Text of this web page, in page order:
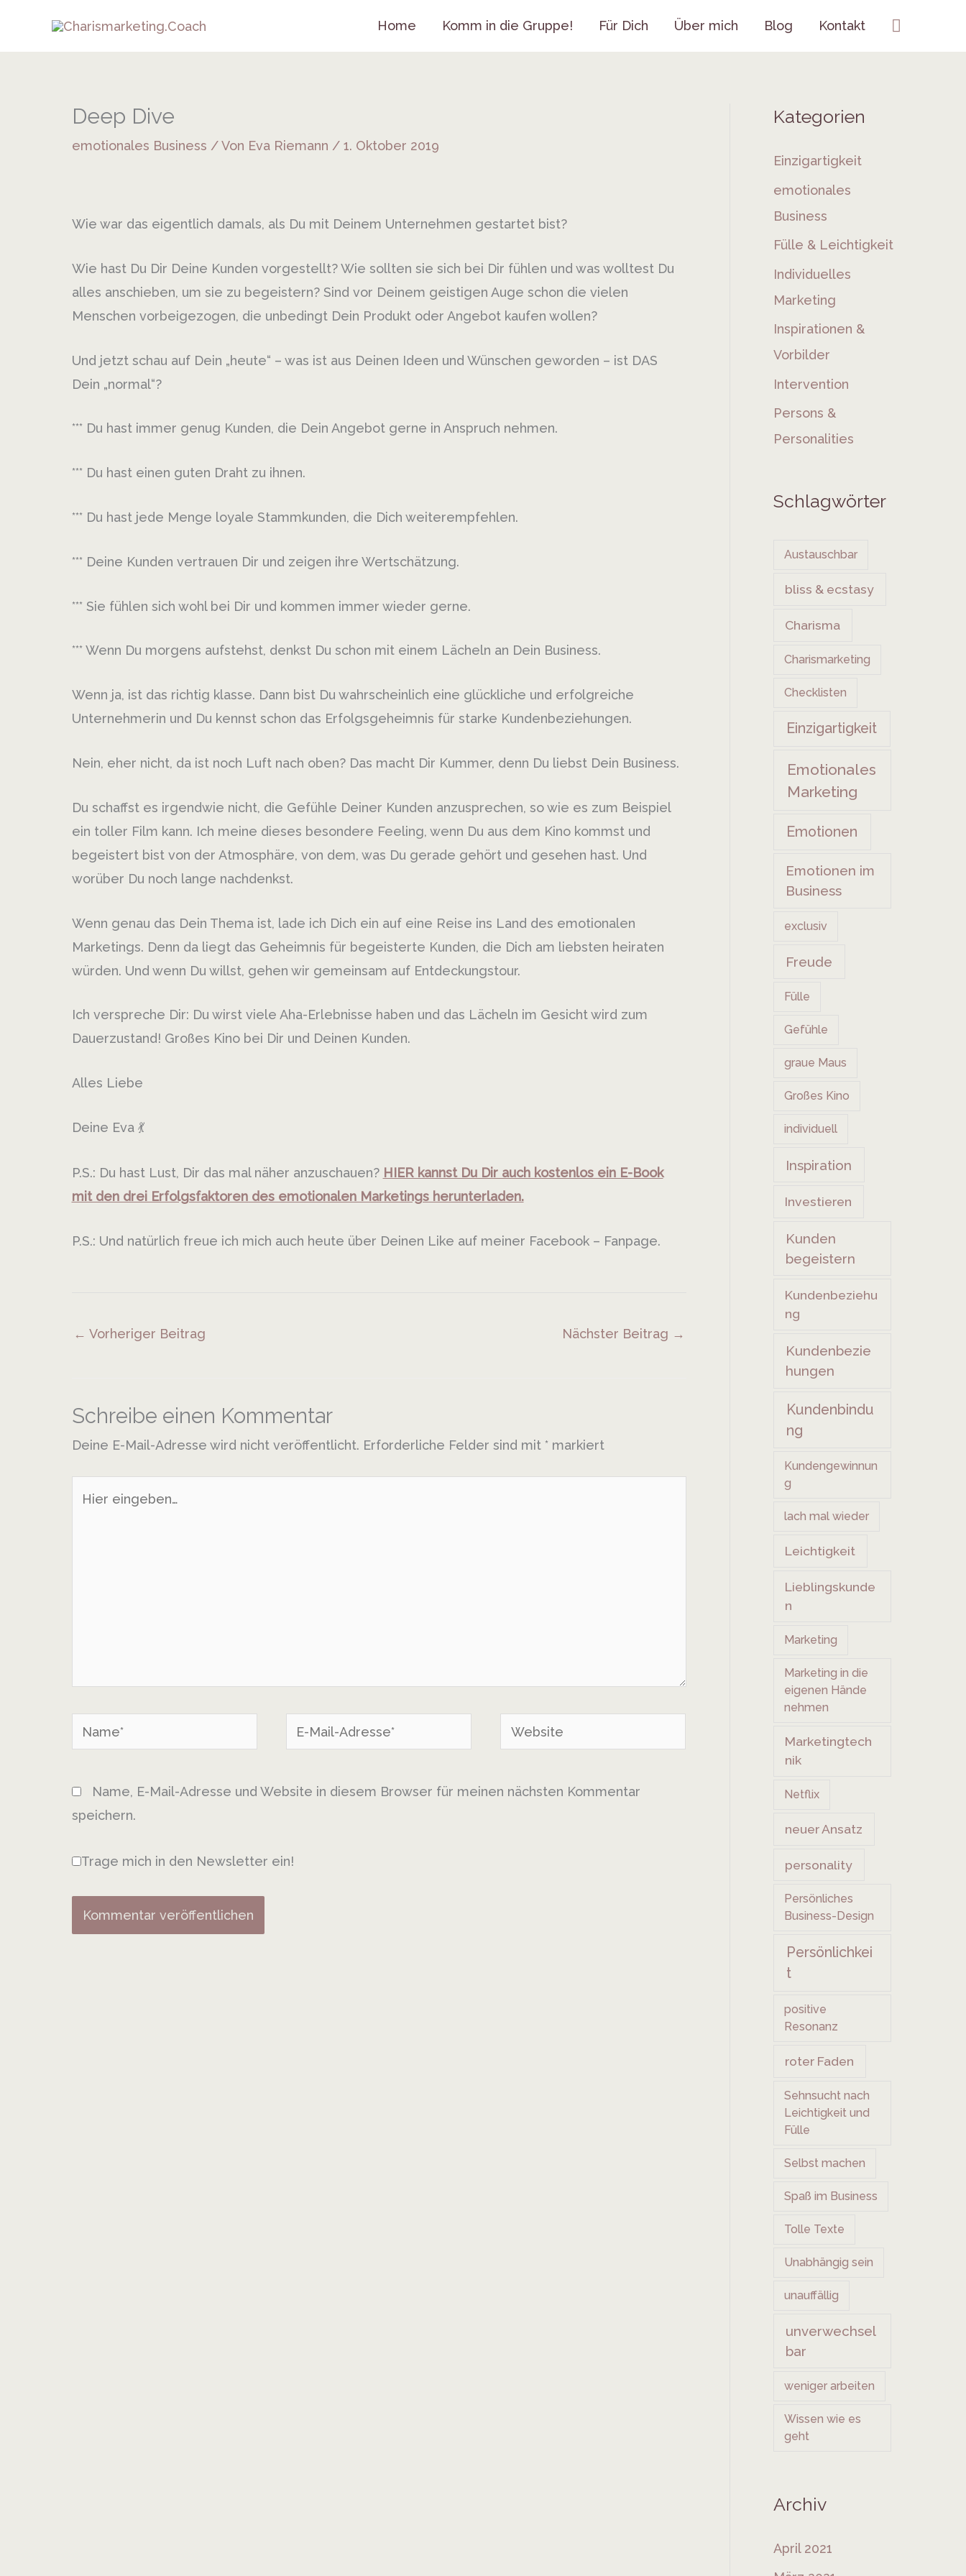
Home Komm in die Gruppe! Für Dich Über mich Blog Kontakt Suchen
Deep Dive
emotionales Business / Von Eva Riemann / 1. Oktober 2019
Wie war das eigentlich damals, als Du mit Deinem Unternehmen gestartet bist?
Wie hast Du Dir Deine Kunden vorgestellt? Wie sollten sie sich bei Dir fühlen und was wolltest Du
alles anschieben, um sie zu begeistern? Sind vor Deinem geistigen Auge schon die vielen
Menschen vorbeigezogen, die unbedingt Dein Produkt oder Angebot kaufen wollen?
Und jetzt schau auf Dein „heute“ – was ist aus Deinen Ideen und Wünschen geworden – ist DAS
Dein „normal“?
*** Du hast immer genug Kunden, die Dein Angebot gerne in Anspruch nehmen.
*** Du hast einen guten Draht zu ihnen.
*** Du hast jede Menge loyale Stammkunden, die Dich weiterempfehlen.
*** Deine Kunden vertrauen Dir und zeigen ihre Wertschätzung.
*** Sie fühlen sich wohl bei Dir und kommen immer wieder gerne.
*** Wenn Du morgens aufstehst, denkst Du schon mit einem Lächeln an Dein Business.
Wenn ja, ist das richtig klasse. Dann bist Du wahrscheinlich eine glückliche und erfolgreiche
Unternehmerin und Du kennst schon das Erfolgsgeheimnis für starke Kundenbeziehungen.
Nein, eher nicht, da ist noch Luft nach oben? Das macht Dir Kummer, denn Du liebst Dein Business.
Du schaffst es irgendwie nicht, die Gefühle Deiner Kunden anzusprechen, so wie es zum Beispiel
ein toller Film kann. Ich meine dieses besondere Feeling, wenn Du aus dem Kino kommst und
begeistert bist von der Atmosphäre, von dem, was Du gerade gehört und gesehen hast. Und
worüber Du noch lange nachdenkst.
Wenn genau das Dein Thema ist, lade ich Dich ein auf eine Reise ins Land des emotionalen
Marketings. Denn da liegt das Geheimnis für begeisterte Kunden, die Dich am liebsten heiraten
würden. Und wenn Du willst, gehen wir gemeinsam auf Entdeckungstour.
Ich verspreche Dir: Du wirst viele Aha-Erlebnisse haben und das Lächeln im Gesicht wird zum
Dauerzustand! Großes Kino bei Dir und Deinen Kunden.
Alles Liebe
Deine Eva 💃
P.S.: Du hast Lust, Dir das mal näher anzuschauen? HIER kannst Du Dir auch kostenlos ein E-Book
mit den drei Erfolgsfaktoren des emotionalen Marketings herunterladen.
P.S.: Und natürlich freue ich mich auch heute über Deinen Like auf meiner Facebook – Fanpage.
← Vorheriger Beitrag Nächster Beitrag →
Schreibe einen Kommentar
Deine E-Mail-Adresse wird nicht veröffentlicht. Erforderliche Felder sind mit *markiert
eingeben…
Name*
E-
Mail-
Website
Name, E-Mail-Adresse und Website in diesem Browser für meinen nächsten Kommentar
speichern.
Trage mich in den Newsletter ein!
Kategorien
Einzigartigkeit
emotionales
Business
Fülle & Leichtigkeit
Individuelles
Marketing
Inspirationen &
Vorbilder
Intervention
Persons &
Personalities
Schlagwörter
Austauschbar
bliss & ecstasy
Charisma
Charismarketing
Checklisten
Einzigartigkeit
Emotionales
Marketing
Emotionen
Emotionen im
Business
exclusiv
Freude
Fülle
Gefühle
graue Maus
Großes Kino
individuell
Inspiration
Investieren
Kunden
begeistern
Kundenbeziehu
ng
Kundenbezie
hungen
Kundenbindu
ng
Kundengewinnun
g
lach mal wieder
Leichtigkeit
Lieblingskunde
n
Marketing
Marketing in die
eigenen Hände
nehmen
Marketingtech
nik
Netflix
neuer Ansatz
personality
Persönliches
Business-Design
Persönlichkei
t
positive
Resonanz
roter Faden
Sehnsucht nach
Leichtigkeit und
Fülle
Selbst machen
Spaß im Business
Tolle Texte
Unabhängig sein
unauffällig
unverwechsel
bar
weniger arbeiten
Wissen wie es
geht
Archiv
April 2021